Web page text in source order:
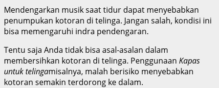
Mendengarkan musik saat tidur dapat menyebabkan
penumpukan kotoran di telinga. Jangan salah, kondisi ini
bisa memengaruhi indra pendengaran.
Tentu saja Anda tidak bisa asal-asalan dalam
membersihkan kotoran di telinga. Penggunaan Kapas
untuk telingamisalnya, malah berisiko menyebabkan
kotoran semakin terdorong ke dalam.